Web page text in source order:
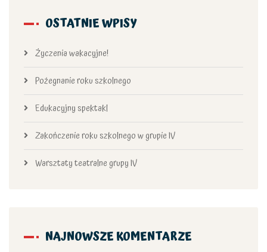
OSTATNIE WPISY
Życzenia wakacyjne!
Pożegnanie roku szkolnego
Edukacyjny spektakl
Zakończenie roku szkolnego w grupie IV
Warsztaty teatralne grupy IV
NAJNOWSZE KOMENTARZE